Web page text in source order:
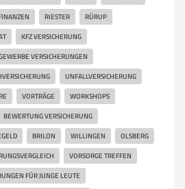
RIESTER RÜRUP
KFZ VERSICHERUNG
VERSICHERUNGEN
UNFALLVERSICHERUNG
VORTRÄGE WORKSHOPS
BEWERTUNG VERSICHERUNG
BRILON WILLINGEN OLSBERG
VORSORGE TREFFEN
FÜR JUNGE LEUTE